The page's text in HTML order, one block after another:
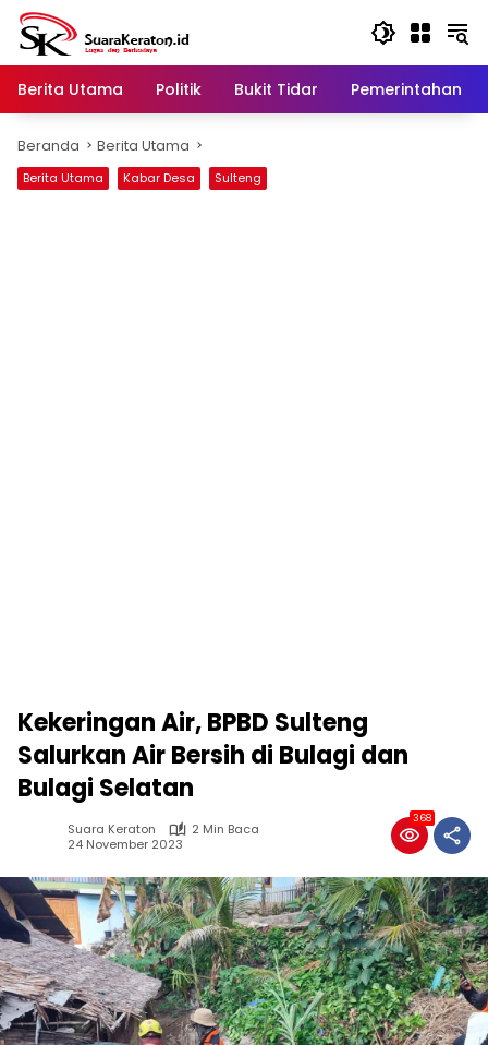
Langsung
konten
Berita Utama
Politik Bukit Tidar Pemerintahan
Beranda Berita Utama
Berita Utama Kabar Desa Sulteng
Kekeringan Air, BPBD Sulteng
Salurkan Air Bersih di Bulagi dan
Bulagi Selatan
Suara Keraton
2 Min Baca
24 November 2023
368